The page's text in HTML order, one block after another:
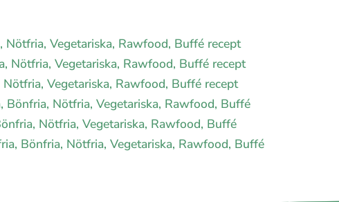
Nötfria, Vegetariska, Rawfood, Buffé recept
Nötfria, Vegetariska, Rawfood, Buffé recept
Vegetariska, Rawfood, Buffé recept
Bönfria, Nötfria, Vegetariska, Rawfood, Buffé
Nötfria, Vegetariska, Rawfood, Buffé
Bönfria, Nötfria, Vegetariska, Rawfood, Buffé